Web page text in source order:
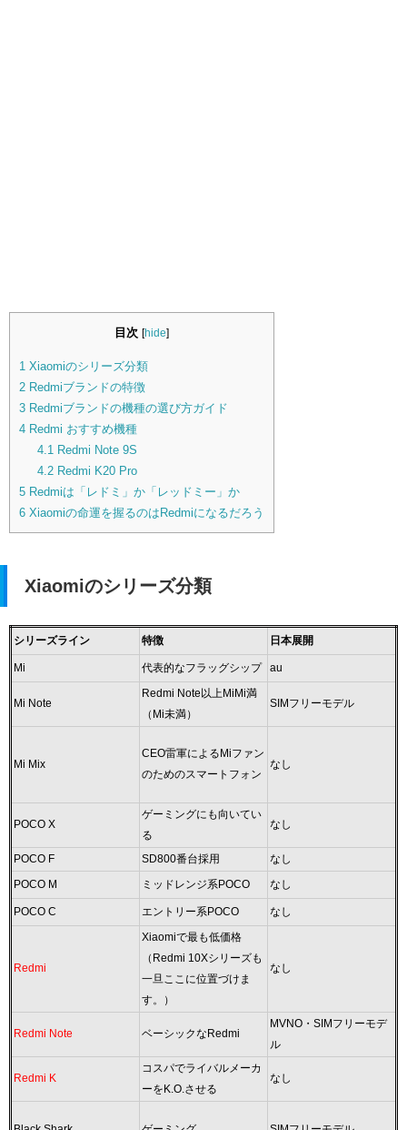
目次 [hide]
1 Xiaomiのシリーズ分類
2 Redmiブランドの特徴
3 Redmiブランドの機種の選び方ガイド
4 Redmi おすすめ機種
4.1 Redmi Note 9S
4.2Redmi K20 Pro
5 Redmiは「レドミ」か「レッドミー」か
6 Xiaomiの命運を握るのはRedmiになるだろう
Xiaomiのシリーズ分類
シリーズライン 特徴 日本展開
Mi 代表的なフラッグシップ au
Mi Note
Redmi Note以上MiMi満
（Mi未満）
SIMフリーモデル
Mi Mix
CEO雷軍によるMiファン
のためのスマートフォン
なし
POCO X
ゲーミングにも向いてい
る
なし
POCO F SD800番台採用
なし
POCO M
ミッドレンジ系POCO なし
POCO C エントリー系POCO なし
Redmi
Xiaomiで最も低価格
（Redmi 10Xシリーズも
一旦ここに位置づけま
す。）
なし
Redmi Note ベーシックなRedmi
MVNO・SIMフリーモデ
ル
Redmi K
コスパでライバルメーカ
ーをK.O.させる
なし